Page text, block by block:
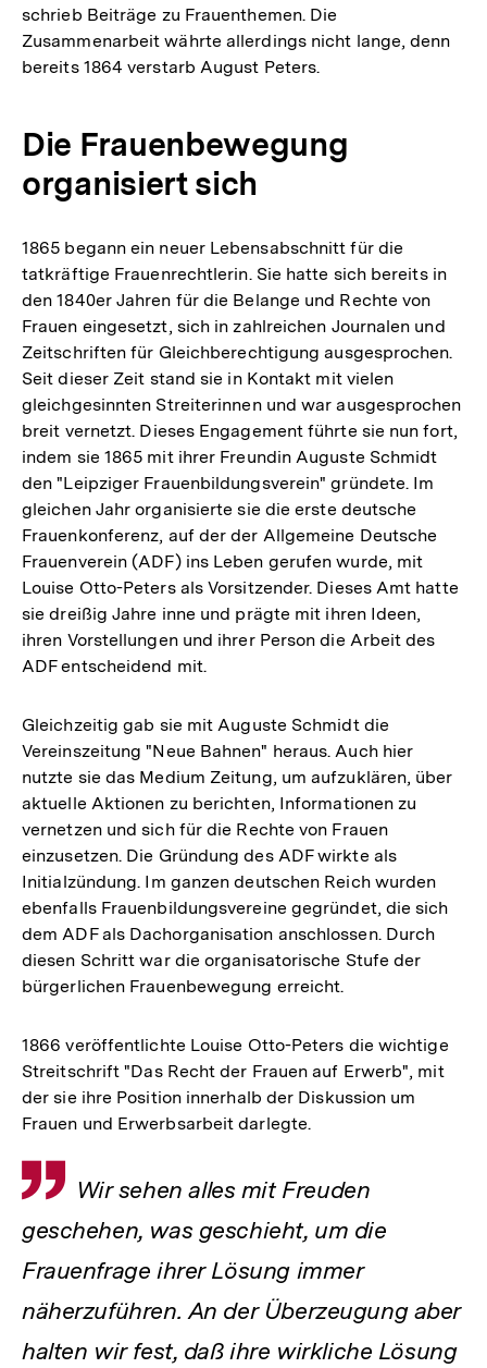
schrieb Beiträge zu Frauenthemen. Die
Zusammenarbeit währte allerdings nicht lange, denn
bereits 1864 verstarb August Peters.
Die Frauenbewegung
organisiert sich
1865 begann ein neuer Lebensabschnitt für die
tatkräftige Frauenrechtlerin. Sie hatte sich bereits in
den 1840er Jahren für die Belange und Rechte von
Frauen eingesetzt, sich in zahlreichen Journalen und
Zeitschriften für Gleichberechtigung ausgesprochen.
Seit dieser Zeit stand sie in Kontakt mit vielen
gleichgesinnten Streiterinnen und war ausgesprochen
breit vernetzt. Dieses Engagement führte sie nun fort,
indem sie 1865 mit ihrer Freundin Auguste Schmidt
den "Leipziger Frauenbildungsverein" gründete. Im
gleichen Jahr organisierte sie die erste deutsche
Frauenkonferenz, auf der der Allgemeine Deutsche
Frauenverein (ADF) ins Leben gerufen wurde, mit
Louise Otto-Peters als Vorsitzender. Dieses Amt hatte
sie dreißig Jahre inne und prägte mit ihren Ideen,
ihren Vorstellungen und ihrer Person die Arbeit des
ADF entscheidend mit.
Gleichzeitig gab sie mit Auguste Schmidt die
Vereinszeitung "Neue Bahnen" heraus. Auch hier
nutzte sie das Medium Zeitung, um aufzuklären, über
aktuelle Aktionen zu berichten, Informationen zu
vernetzen und sich für die Rechte von Frauen
einzusetzen. Die Gründung des ADF wirkte als
Initialzündung. Im ganzen deutschen Reich wurden
ebenfalls Frauenbildungsvereine gegründet, die sich
dem ADF als Dachorganisation anschlossen. Durch
diesen Schritt war die organisatorische Stufe der
bürgerlichen Frauenbewegung erreicht.
1866 veröffentlichte Louise Otto-Peters die wichtige
Streitschrift "Das Recht der Frauen auf Erwerb", mit
der sie ihre Position innerhalb der Diskussion um
Frauen und Erwerbsarbeit darlegte.
Zitat
Wir sehen alles mit Freuden
geschehen, was geschieht, um die
Frauenfrage ihrer Lösung immer
näherzuführen. An der Überzeugung aber
halten wir fest, daß ihre wirkliche Lösung